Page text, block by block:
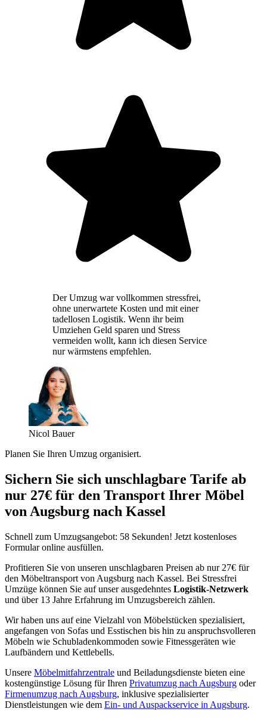
Der Umzug war vollkommen stressfrei,
ohne unerwartete Kosten und mit einer
tadellosen Logistik. Wenn ihr beim
Umziehen Geld sparen und Stress
vermeiden wollt, kann ich diesen Service
nur wärmstens empfehlen.
Nicol Bauer
Planen Sie Ihren Umzug organisiert.
Sichern Sie sich unschlagbare Tarife ab
nur 27€ für den Transport Ihrer Möbel
von Augsburg nach Kassel
Schnell zum Umzugsangebot: 58 Sekunden! Jetzt kostenloses
Formular online ausfüllen.
Profitieren Sie von unseren unschlagbaren Preisen ab nur 27€ für
den Möbeltransport von Augsburg nach Kassel. Bei Stressfrei
Umzüge können Sie auf unser ausgedehntes Logistik-Netzwerk
und über 13 Jahre Erfahrung im Umzugsbereich zählen.
Wir haben uns auf eine Vielzahl von Möbelstücken spezialisiert,
angefangen von Sofas und Esstischen bis hin zu anspruchsvolleren
Möbeln wie Schubladenkommoden sowie Fitnessgeräten wie
Laufbändern und Kettlebells.
Unsere Möbelmitfahrzentrale und Beiladungsdienste bieten eine
kostengünstige Lösung für Ihren Privatumzug nach Augsburg oder
Firmenumzug nach Augsburg, inklusive spezialisierter
Dienstleistungen wie dem Ein- und Auspackservice in Augsburg.